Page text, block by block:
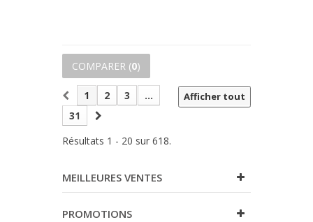
COMPARER (0)
Afficher tout
1 2 3
...
31
Résultats 1 - 20 sur 618.
MEILLEURES VENTES
PROMOTIONS